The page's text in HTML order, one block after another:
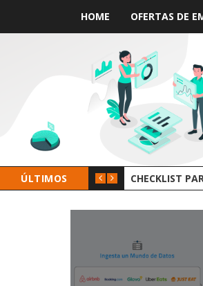
HOME OFERTAS DE
ÚLTIMOS
DATOS